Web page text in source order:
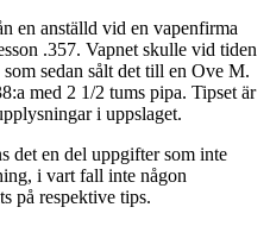
en anställd vid en vapenfirma
.357. Vapnet skulle vid tiden
sedan sålt det till en Ove M.
med 2 1/2 tums pipa. Tipset är
i uppslaget.
det en del uppgifter som inte
i vart fall inte någon
på respektive tips.